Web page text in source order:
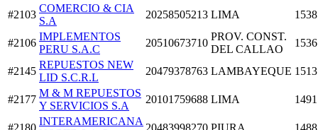
#2103
COMERCIO & CIA
S.A
20258505213 LIMA
#2106
IMPLEMENTOS
PERU S.A.C
20510673710
PROV. CONST.
DEL CALLAO
#2145
REPUESTOS NEW
LID S.C.R.L
20479378763 LAMBAYEQUE
#2177
M & M REPUESTOS
Y SERVICIOS S.A
20101759688 LIMA
INTERAMERICANA